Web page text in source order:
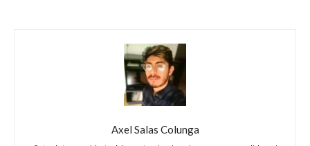
Axel Salas Colunga